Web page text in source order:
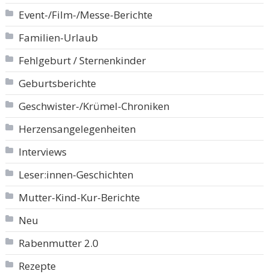
Event-/Film-/Messe-Berichte
Familien-Urlaub
Fehlgeburt / Sternenkinder
Geburtsberichte
Geschwister-/Krümel-Chroniken
Herzensangelegenheiten
Interviews
Leser:innen-Geschichten
Mutter-Kind-Kur-Berichte
Neu
Rabenmutter 2.0
Rezepte